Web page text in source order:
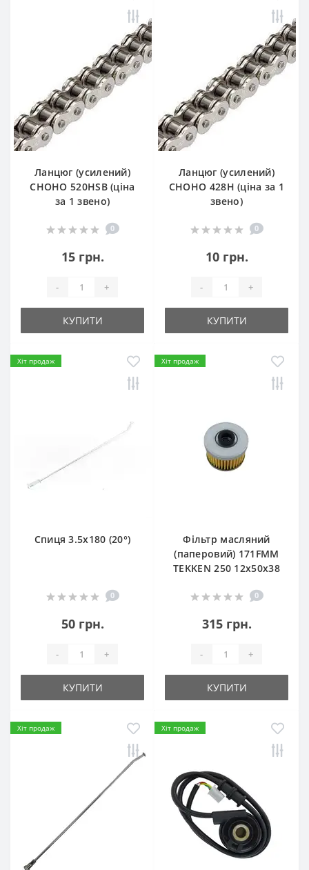
Ланцюг (усилений)
СHOHO 520HSB (ціна
за 1 звено)
0
15 грн.
- +
КУПИТИ
Ланцюг (усилений)
СHOHO 428H (ціна за 1
звено)
0
10 грн.
- +
КУПИТИ
Хіт продаж
Спиця 3.5х180 (20°)
0
50 грн.
- +
КУПИТИ
Хіт продаж
Фільтр масляний
(паперовий) 171FMM
TEKKEN 250 12х50х38
0
315 грн.
- +
КУПИТИ
Хіт продаж Хіт продаж